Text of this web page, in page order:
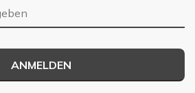
ANMELDEN